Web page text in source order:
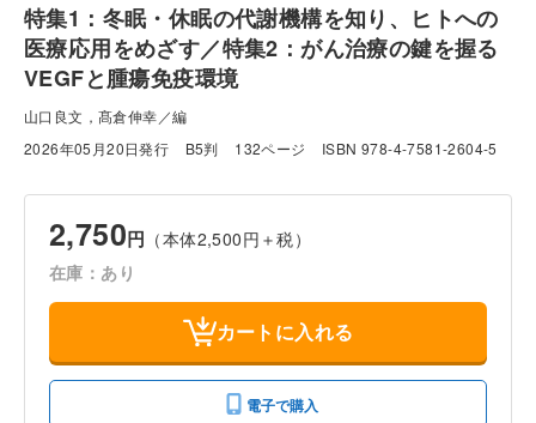
特集1：冬眠・休眠の代謝機構を知り、ヒトへの
医療応用をめざす／特集2：がん治療の鍵を握る
VEGFと腫瘍免疫環境
山口良文，髙倉伸幸／編
2026年05月20日発行
B5判 132ページ ISBN 978-4-7581-2604-5
2,750円 （本体2,500円＋税）
在庫：あり
カートに入れる
電子で購入